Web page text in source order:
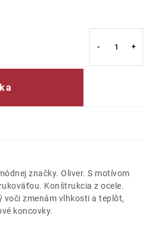
značky. Oliver. S motívom
Konštrukcia z ocele.
voči zmenám vlhkosti a teplôt,
koncovky.